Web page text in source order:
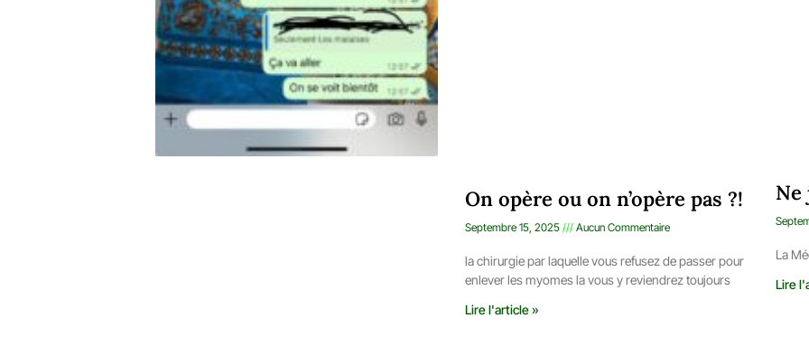
On opère ou on n’opère pas ?!
Septembre 15, 2025 Aucun Commentaire
la chirurgie par laquelle vous refusez de passer pour
enlever les myomes la vous y reviendrez toujours
Lire l'article »
Ne
La
Lire